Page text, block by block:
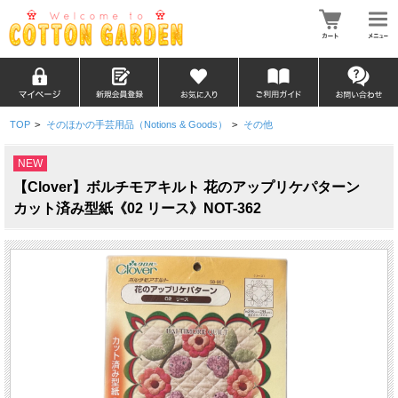
TOP > そのほかの手芸用品（Notions & Goods） > その他
NEW
【Clover】ボルチモアキルト 花のアップリケパターン
カット済み型紙《02 リース》NOT-362